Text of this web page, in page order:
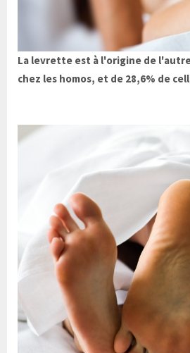
La levrette est à l'origine de
chez les homos, et de 28,6% de